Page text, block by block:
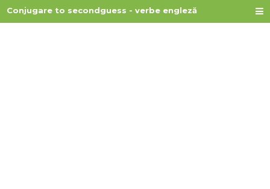
Conjugare to secondguess - verbe engleză